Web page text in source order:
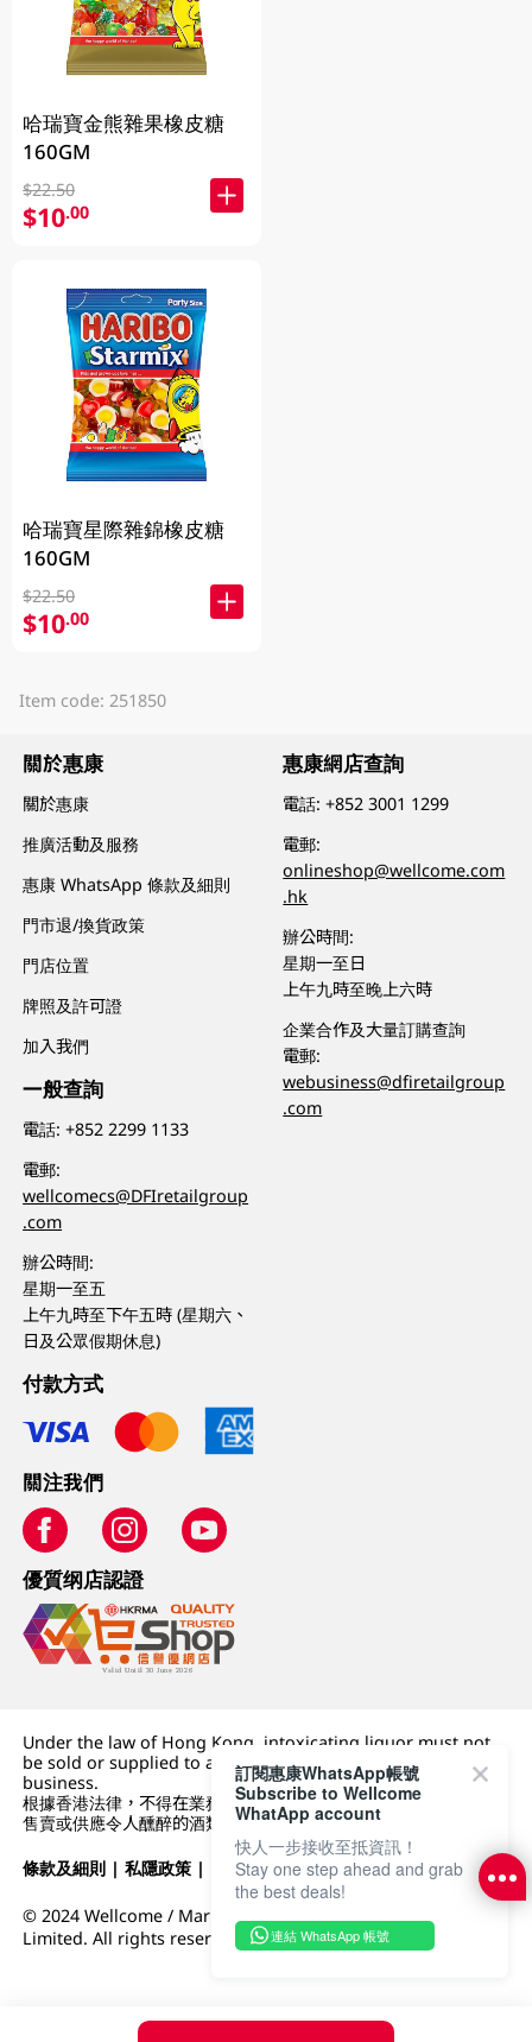
哈瑞寶金熊雜果橡皮糖
160GM
$22.50
$10.00
哈瑞寶星際雜錦橡皮糖
160GM
$22.50
$10.00
Item code: 251850
關於惠康
關於惠康
推廣活動及服務
惠康 WhatsApp 條款及細則
門市退/換貨政策
門店位置
牌照及許可證
加入我們
一般查詢
電話:+852 2299 1133
電郵:
wellcomecs@DFIretailgroup
.com
辦公時間:
星期一至五
上午九時至下午五時 (星期六、
日及公眾假期休息)
惠康網店查詢
電話:+852 3001 1299
電郵:
onlineshop@wellcome.com
.hk
辦公時間:
星期一至日
上午九時至晚上六時
企業合作及大量訂購查詢
電郵:
webusiness@dfiretailgroup
.com
付款方式
關注我們
優質纲店認證
Under the law of Hong Kong, intoxicating liquor must not
be sold or supplied to a minor (under 18) in the course of
business.
根據香港法律，不得在業務過程中，向未成年人 (18 歲以下人士)
售賣或供應令人醺醉的酒類。
條款及細則 |私隱政策 | DFI零售集團
© 2024 Wellcome / Market Place. The Dairy Farm Company
Limited. All rights reserved.
訂閱惠康WhatsApp帳號
Subscribe to Wellcome
WhatApp account
快人一步接收至抵資訊！
Stay one step ahead and grab
the best deals!
連結 WhatsApp 帳號